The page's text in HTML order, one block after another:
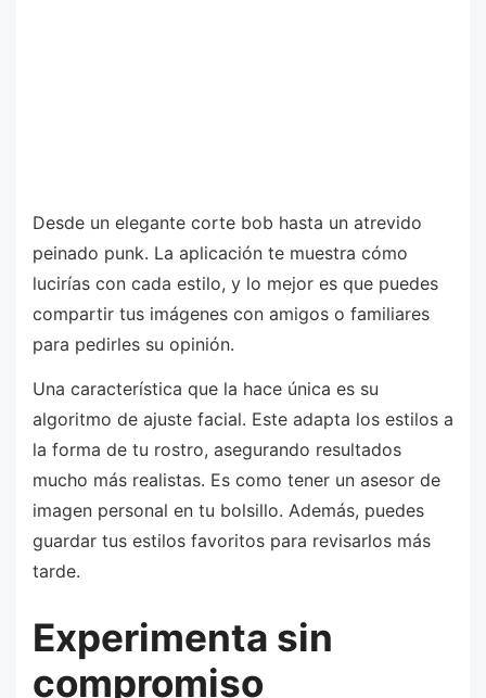
Desde un elegante corte bob hasta un atrevido
peinado punk. La aplicación te muestra cómo
lucirías con cada estilo, y lo mejor es que puedes
compartir tus imágenes con amigos o familiares
para pedirles su opinión.
Una característica que la hace única es su
algoritmo de ajuste facial. Este adapta los estilos a
la forma de tu rostro, asegurando resultados
mucho más realistas. Es como tener un asesor de
imagen personal en tu bolsillo. Además, puedes
guardar tus estilos favoritos para revisarlos más
tarde.
Experimenta sin
compromiso